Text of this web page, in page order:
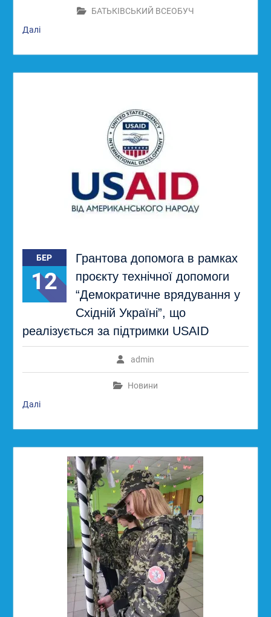
БАТЬКІВСЬКИЙ ВСЕОБУЧ
Далі
БЕР
12
Грантова допомога в рамках
проєкту технічної допомоги
“Демократичне врядування у
Східній Україні”, що
реалізується за підтримки USAID
admin
Новини
Далі